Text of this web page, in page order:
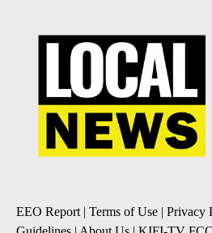
EEO Report| Terms of Use | Privacy